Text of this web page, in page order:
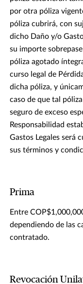
por otra póliza
póliza cubrirá, con
dicho Daño y/o
su importe
póliza agotado
curso legal de
dicha póliza, y
caso de que tal
seguro de exceso
Responsabilidad
Gastos Legales será
sus términos y
Prima
Entre
dependiendo de las
contratado.
Revocación